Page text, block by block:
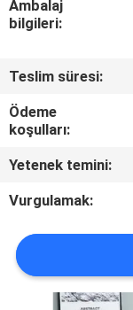
ILETIŞIME
GEÇIN
HABERLER
TEKLIF
ISTEĞI
Ambalaj
bilgileri:
Teslim süresi:
Ödeme
koşulları:
Yetenek temini:
Vurgulamak: